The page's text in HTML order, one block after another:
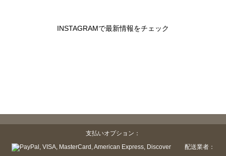
INSTAGRAMで最新情報をチェック
支払いオプション：
配送業者：